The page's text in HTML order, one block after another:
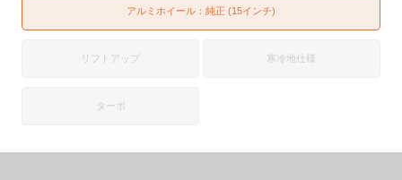
アルミホイール：純正 (15インチ)
リフトアップ 寒冷地仕様
ターボ